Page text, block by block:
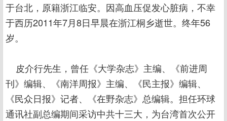
于台北，原籍浙江临安。因高血压促发心脏病，不幸
于西历2011年7月8日早晨在浙江桐乡逝世。终年56
岁。
皮介行先生，曾任《大学杂志》主编、《前进周
刊》编辑、《南洋周报》主编、《民主报》编辑、
《民众日报》记者、《在野杂志》总编辑。担任环球
通讯社副总编期间采访中共十三大，为台湾首次公开